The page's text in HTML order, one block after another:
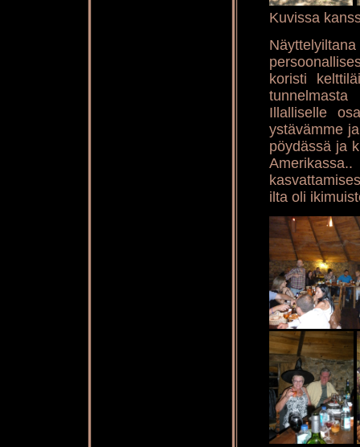
Kuvissa
koristi
Illalliselle
ystävämme
pöydässä ja
ilta oli